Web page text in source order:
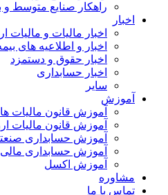
راهکار صنایع متوسط و
اخبار
اخبار مالیات و مالیات
اخبار و اطلاعیه های
اخبار حقوق و دستمزد
اخبار حسابداری
سایر
آموزش
آموزش قانون مالیات
آموزش قانون مالیات
آموزش حسابداری
آموزش حسابداری مالی
آموزش اکسل
مشاوره
تماس با ما